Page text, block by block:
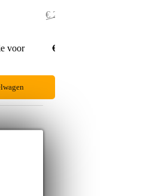
€ 255,55
voor
€ 255,-